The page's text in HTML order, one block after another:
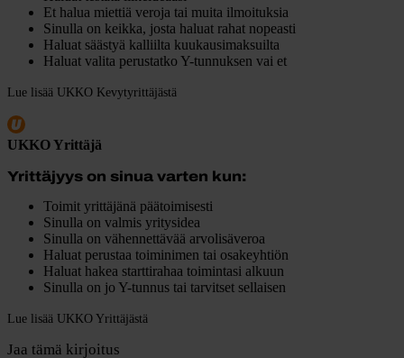
Et halua miettiä veroja tai muita ilmoituksia
Sinulla on keikka, josta haluat rahat nopeasti
Haluat säästyä kalliilta kuukausimaksuilta
Haluat valita perustatko Y-tunnuksen vai et
Lue lisää UKKO Kevytyrittäjästä
UKKO Yrittäjä
Yrittäjyys on sinua varten kun:
Toimit yrittäjänä päätoimisesti
Sinulla on valmis yritysidea
Sinulla on vähennettävää arvolisäveroa
Haluat perustaa toiminimen tai osakeyhtiön
Haluat hakea starttirahaa toimintasi alkuun
Sinulla on jo Y-tunnus tai tarvitset sellaisen
Lue lisää UKKO Yrittäjästä
Jaa tämä kirjoitus